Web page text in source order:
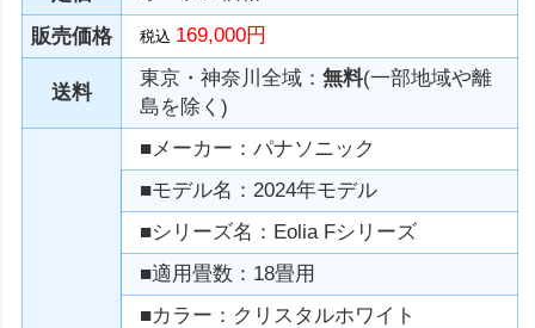
販売価格
税込 169,000円
送料
東京・神奈川全域：無料(一部地域や離
島を除く)
■メーカー：パナソニック
■モデル名：2024年モデル
■シリーズ名：Eolia Fシリーズ
■適用畳数：18畳用
■カラー：クリスタルホワイト